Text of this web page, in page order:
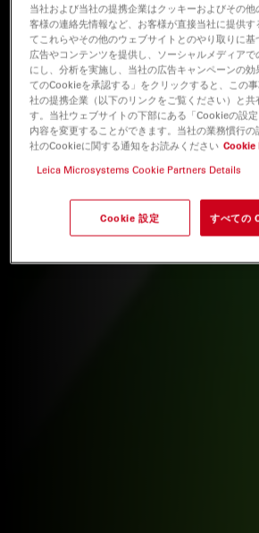
当社および当社の提携企業はクッキーおよびその
客様の連絡先情報など、お客様が直接当社に提供す
てこれらやその他のウェブサイトとのやり取りに
広告やコンテンツを提供し、ソーシャルメディア
にし、分析を実施し、当社の広告キャンペーンの
てのCookieを承認する」をクリックすると、この
社の提携企業（以下のリンクをご覧ください）と共
す。当社ウェブサイトの下部にある「Cookieの設
内容を変更することができます。当社の業務慣行
社のCookieに関する通知をお読みください
Leica Microsystems Cookie Partners Details
Cookie 設定 すべての